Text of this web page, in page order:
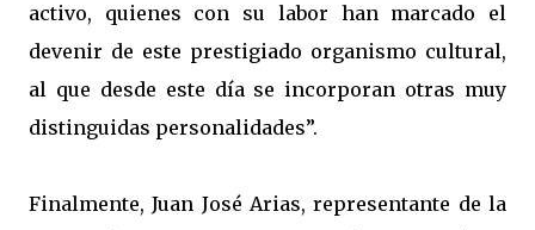
activo, quienes con su labor han marcado el
devenir de este prestigiado organismo cultural,
al que desde este día se incorporan otras muy
distinguidas personalidades”.
Finalmente, Juan José Arias, representante de la